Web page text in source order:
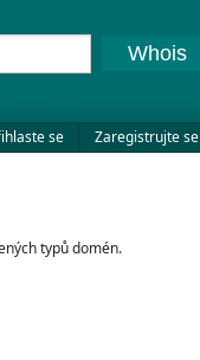
se Zaregistrujte se
Whois
typů domén.